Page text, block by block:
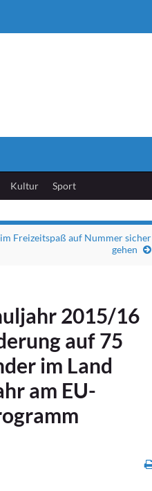
Kultur Sport
Freizeitspaß auf Nummer sicher
gehen
2015/16
auf 75
im Land
am EU-